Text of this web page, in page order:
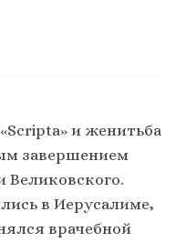
и женитьба
завершением
Великовского.
в Иерусалиме,
врачебной